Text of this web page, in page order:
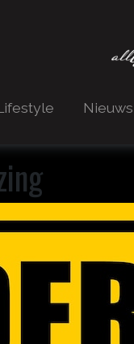
Nieuws